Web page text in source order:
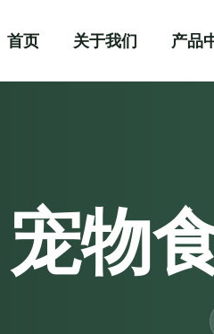
首页 关于我们 产品
宠物